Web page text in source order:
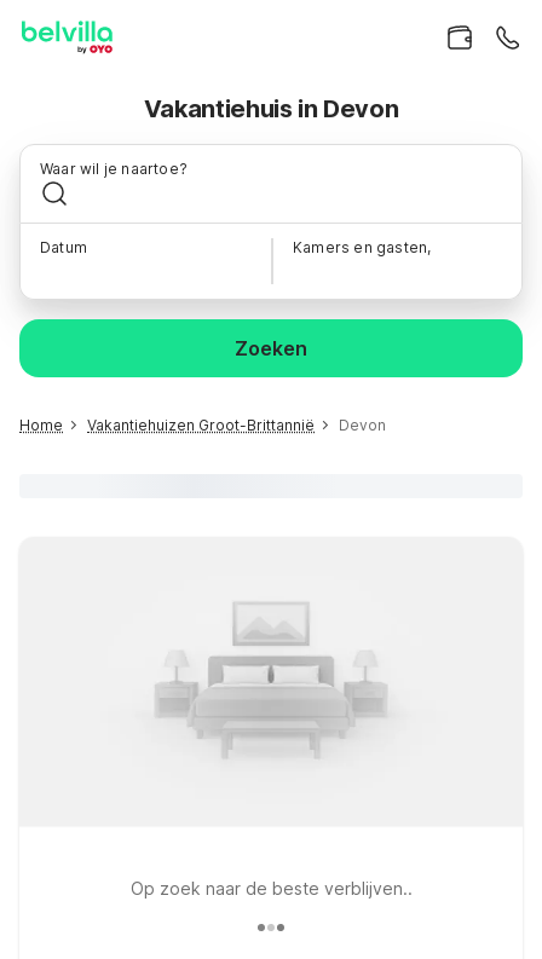
Vakantiehuis in Devon
Waar wil je naartoe?
Datum Kamers en gasten,
Zoeken
Home Vakantiehuizen Groot-Brittannië Devon
Op zoek naar de beste verblijven..